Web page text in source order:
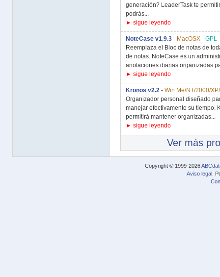
generación? LeaderTask te
podrás...
► sigue leyendo
NoteCase v1.9.3 - MacOSX - GPL
Reemplaza el Bloc de notas de
de notas. NoteCase es un
anotaciones diarias organizadas
► sigue leyendo
Kronos v2.2 - Win Me/NT/2000/
Organizador personal diseñado
manejar efectivamente su tiempo.
permitirá mantener organizadas...
► sigue leyendo
Ver más
Copyright © 1999-2026
Aviso legal .